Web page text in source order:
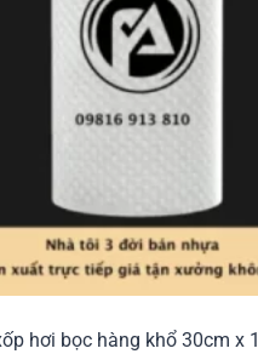
hơi bọc hàng khổ 30cm x